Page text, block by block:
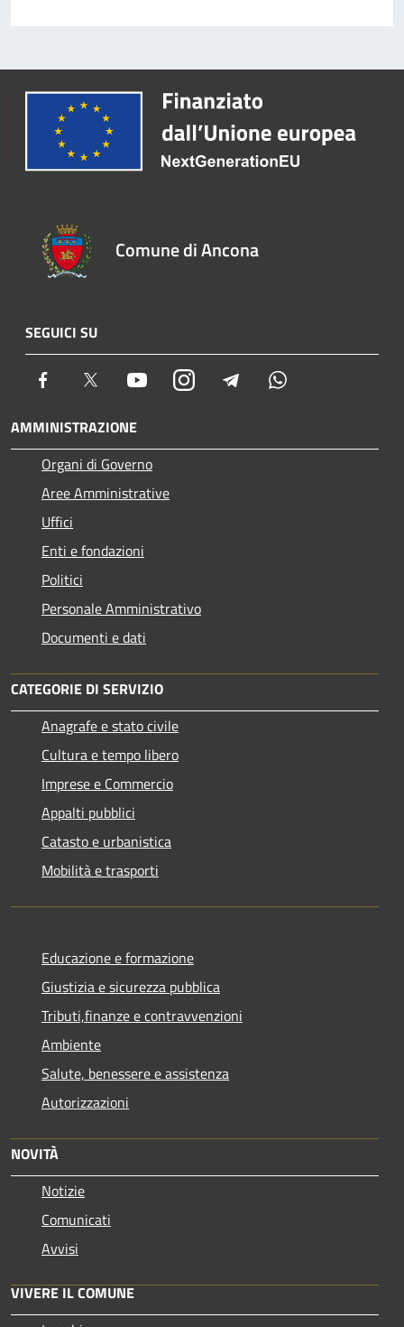
Comune di Ancona
SEGUICI SU
Facebook Twitter YoutubeInstagram Telegram
AMMINISTRAZIONE
Organi di Governo
Aree Amministrative
Uffici
Enti e fondazioni
Politici
Personale Amministrativo
Documenti e dati
CATEGORIE DI SERVIZIO
Anagrafe e stato civile
Cultura e tempo libero
Imprese e Commercio
Appalti pubblici
Catasto e urbanistica
Mobilità e trasporti
Educazione e formazione
Giustizia e sicurezza pubblica
Tributi,finanze e contravvenzioni
Ambiente
Salute, benessere e assistenza
Autorizzazioni
NOVITÀ
Notizie
Comunicati
Avvisi
VIVERE IL COMUNE